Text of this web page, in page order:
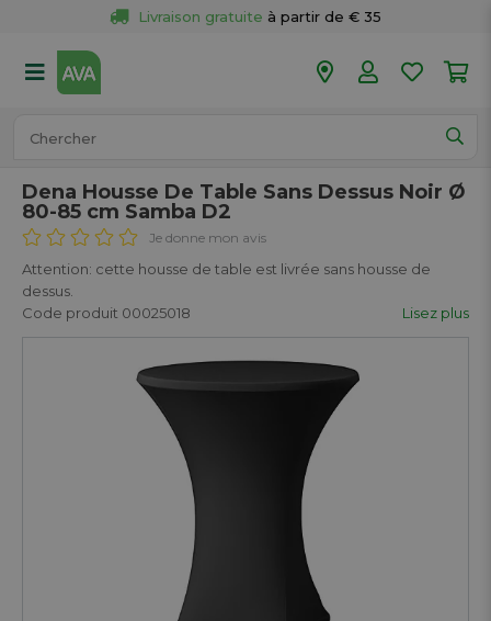
Livraison gratuite à partir de € 35
50 magasins
Dena Housse De Table Sans Dessus Noir Ø
80-85 cm Samba D2
Je donne mon avis
Attention: cette housse de table est livrée sans housse de
dessus.
Code produit 00025018
Lisez plus